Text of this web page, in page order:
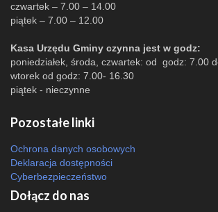
czwartek – 7.00 – 14.00
piątek – 7.00 – 12.00
Kasa Urzędu Gminy czynna jest w godz:
poniedziałek, środa, czwartek: od godz: 7.00
wtorek od godz: 7.00- 16.30
piątek - nieczynne
Pozostałe linki
Ochrona danych osobowych
Deklaracja dostępności
Cyberbezpieczeństwo
Dołącz do nas